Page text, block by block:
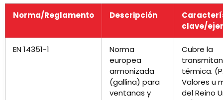
Norma/Reglamento Descripción
clave/
EN 14351-1
Norma
europea
armonizada
(gallina) para
ventanas y
Cubre la
térmica.
Valores u
del Reino